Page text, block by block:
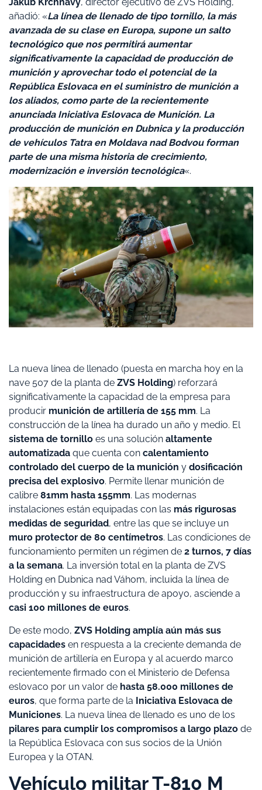
añadió: «La línea de llenado de tipo tornillo, la más
avanzada de su clase en Europa, supone un salto
tecnológico que nos permitirá aumentar
significativamente la capacidad de producción de
munición y aprovechar todo el potencial de la
República Eslovaca en el suministro de munición a
los aliados, como parte de la recientemente
anunciada Iniciativa Eslovaca de Munición. La
producción de munición en Dubnica y la producción
de vehículos Tatra en Moldava nad Bodvou forman
parte de una misma historia de crecimiento,
modernización e inversión tecnológica«.
La nueva línea de llenado (puesta en marcha hoy en la
nave 507 de la planta de ZVS Holding) reforzará
significativamente la capacidad de la empresa para
producir munición de artillería de 155 mm. La
construcción de la línea ha durado un año y medio. El
sistema de tornillo es una solución altamente
automatizada que cuenta con calentamiento
controlado del cuerpo de la munición y dosificación
precisa del explosivo. Permite llenar munición de
calibre 81mm hasta 155mm. Las modernas
instalaciones están equipadas con las más rigurosas
medidas de seguridad, entre las que se incluye un
muro protector de 80 centímetros. Las condiciones de
funcionamiento permiten un régimen de 2 turnos, 7 días
a la semana. La inversión total en la planta de ZVS
Holding en Dubnica nad Váhom, incluida la línea de
producción y su infraestructura de apoyo, asciende a
casi 100 millones de euros.
De este modo, ZVS Holding amplía aún más sus
capacidades en respuesta a la creciente demanda de
munición de artillería en Europa y al acuerdo marco
recientemente firmado con el Ministerio de Defensa
eslovaco por un valor de hasta 58.000 millones de
euros, que forma parte de la Iniciativa Eslovaca de
Municiones. La nueva línea de llenado es uno de los
pilares para cumplir los compromisos a largo plazo de
la República Eslovaca con sus socios de la Unión
Europea y la OTAN.
Vehículo militar T-810 M